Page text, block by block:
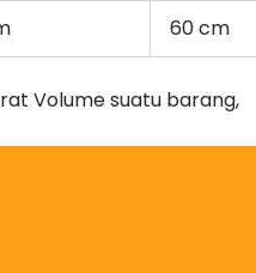
60 cm
Volume suatu barang,